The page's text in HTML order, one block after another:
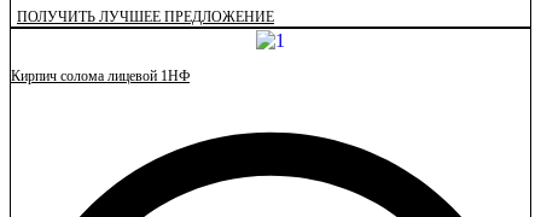
ПОЛУЧИТЬ ЛУЧШЕЕ ПРЕДЛОЖЕНИЕ
Кирпич солома лицевой 1НФ